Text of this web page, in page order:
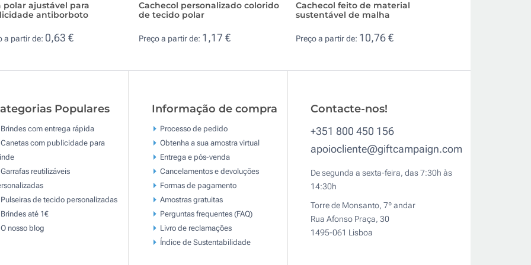
polar ajustável para
antiborboto
a partir de: 0,63 €
Cachecol personalizado colorido
de tecido polar
Preço a partir de: 1,17 €
Cachecol feito de material
sustentável de malha
Preço a partir de: 10,76 €
Populares
Brindes com entrega rápida
Canetas com publicidade para
Garrafas reutilizáveis
Pulseiras de tecido personalizadas
Brindes até 1€
O nosso blog
Informação de compra
Processo de pedido
Obtenha a sua amostra virtual
Entrega e pós-venda
Cancelamentos e devoluções
Formas de pagamento
Amostras gratuitas
Perguntas frequentes (FAQ)
Livro de reclamaçōes
Índice de Sustentabilidade
Contacte-nos!
+351 800 450 156
apoiocliente@giftcampaign.com
De segunda a sexta-feira, das 7:30h às
14:30h
Torre de Monsanto, 7º andar
Rua Afonso Praça, 30
1495-061 Lisboa